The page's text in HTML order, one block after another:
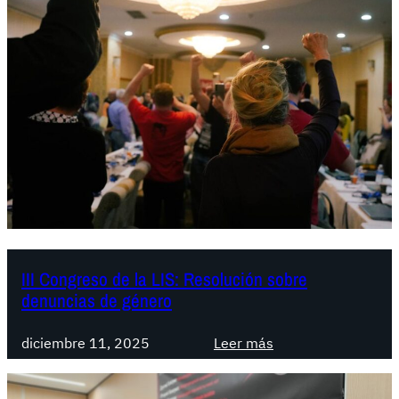
s
l
u
c
i
ó
l
a
L
I
III Congreso de la LIS: Resolución sobre
denuncias de género
diciembre 11, 2025 Leer más
I